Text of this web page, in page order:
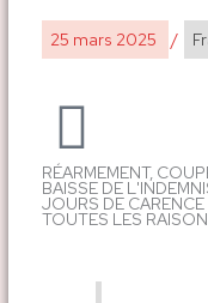
25 mars 2025 /
RÉARMEMENT,
BAISSE DE
JOURS DE CARENCE
TOUTES LES